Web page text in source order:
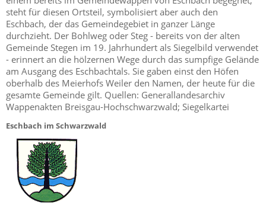
steht für diesen Ortsteil, symbolisiert aber auch den
Eschbach, der das Gemeindegebiet in ganzer Länge
durchzieht. Der Bohlweg oder Steg - bereits von der alten
Gemeinde Stegen im 19. Jahrhundert als Siegelbild verwendet
- erinnert an die hölzernen Wege durch das sumpfige Gelände
am Ausgang des Eschbachtals. Sie gaben einst den Höfen
oberhalb des Meierhofs Weiler den Namen, der heute für die
gesamte Gemeinde gilt. Quellen: Generallandesarchiv
Wappenakten Breisgau-Hochschwarzwald; Siegelkartei
Eschbach im Schwarzwald